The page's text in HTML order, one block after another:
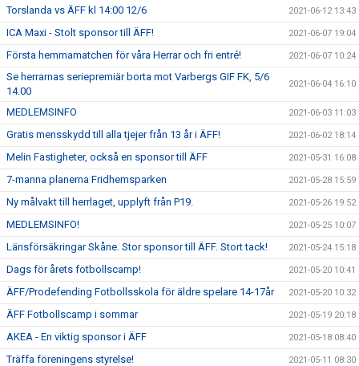
Torslanda vs ÄFF kl 14:00 12/6 2021-06-12 13:43
ICA Maxi - Stolt sponsor till ÄFF! 2021-06-07 19:04
Första hemmamatchen för våra Herrar och fri entré! 2021-06-07 10:24
Se herrarnas seriepremiär borta mot Varbergs GIF FK, 5/6
14.00
2021-06-04 16:10
MEDLEMSINFO 2021-06-03 11:03
Gratis mensskydd till alla tjejer från 13 år i ÄFF! 2021-06-02 18:14
Melin Fastigheter, också en sponsor till ÄFF 2021-05-31 16:08
7-manna planerna Fridhemsparken 2021-05-28 15:59
Ny målvakt till herrlaget, upplyft från P19. 2021-05-26 19:52
MEDLEMSINFO! 2021-05-25 10:07
Länsförsäkringar Skåne. Stor sponsor till ÄFF. Stort tack! 2021-05-24 15:18
Dags för årets fotbollscamp! 2021-05-20 10:41
ÄFF/Prodefending Fotbollsskola för äldre spelare 14-17år 2021-05-20 10:32
ÄFF Fotbollscamp i sommar 2021-05-19 20:18
AKEA - En viktig sponsor i ÄFF 2021-05-18 08:40
Träffa föreningens styrelse! 2021-05-11 08:30